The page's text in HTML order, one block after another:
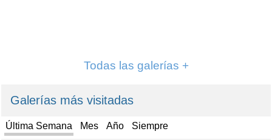
Todas las galerías +
Galerías más visitadas
Última Semana Mes Año Siempre